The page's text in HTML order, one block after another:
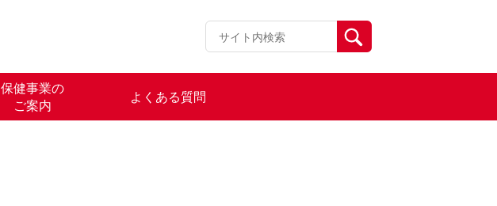
保健事業の
ご案内
よくある質問